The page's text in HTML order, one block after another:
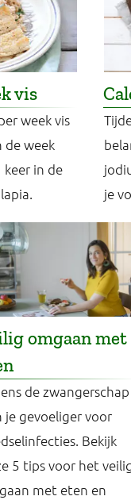
vis
week vis
de week
keer in de
je
omgaan met
de zwangerschap
je gevoeliger voor
Bekijk
5 tips voor het
met eten en